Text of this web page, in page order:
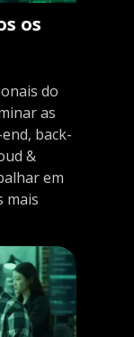
os
do
as
back-
&
em
mais